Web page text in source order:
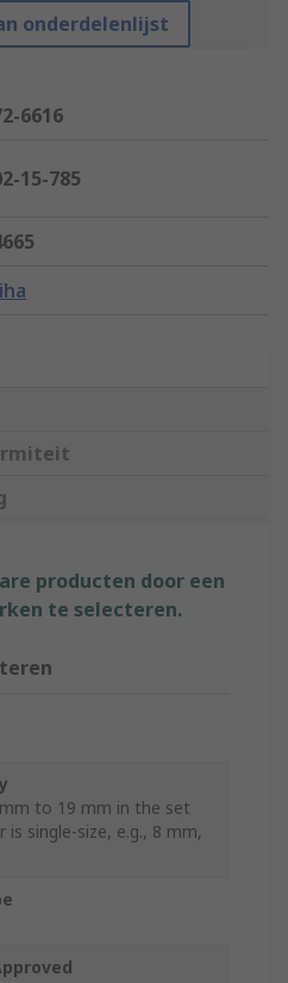
onderdelenlijst
6616
15-785
producten door een
te selecteren.
to 19 mm in the set
is single-size, e.g., 8 mm,